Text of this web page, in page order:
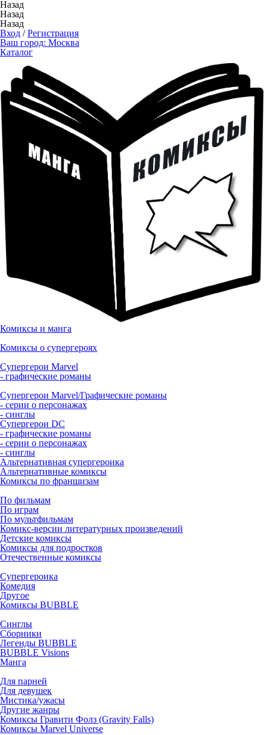
Назад
Назад
Назад
Вход /Регистрация
Ваш город: Москва
Каталог
Комиксы и манга
Комиксы о супергероях
Супергерои Marvel
- графические романы
Супергерои Marvel/Графические романы
- серии о персонажах
- синглы
Супергерои DC
- графические романы
- серии о персонажах
- синглы
Альтернативная супергероика
Альтернативные комиксы
Комиксы по франшизам
По фильмам
По играм
По мультфильмам
Комикс-версии литературных произведений
Детские комиксы
Комиксы для подростков
Отечественные комиксы
Супергероика
Комедия
Другое
Комиксы BUBBLE
Синглы
Сборники
Легенды BUBBLE
BUBBLE Visions
Манга
Для парней
Для девушек
Мистика/ужасы
Другие жанры
Комиксы Гравити Фолз (Gravity Falls)
Комиксы Marvel Universe